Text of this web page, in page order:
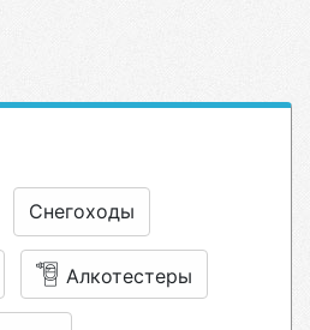
Снегоходы
Алкотестеры